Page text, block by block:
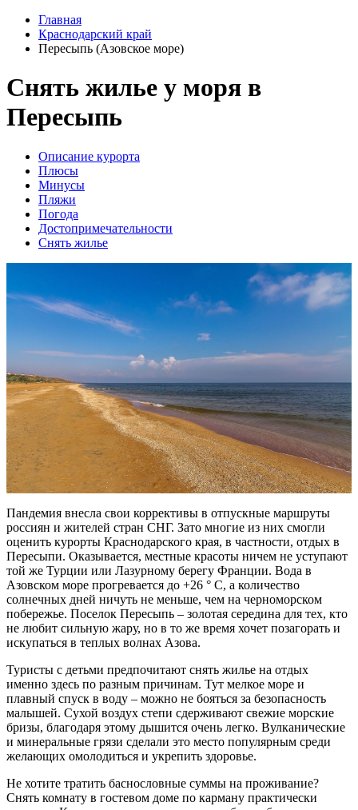
Главная
Краснодарский край
Пересыпь (Азовское море)
Снять жилье у моря в
Пересыпь
Описание курорта
Плюсы
Минусы
Пляжи
Погода
Достопримечательности
Снять жилье
Пандемия внесла свои коррективы в отпускные маршруты
россиян и жителей стран СНГ. Зато многие из них смогли
оценить курорты Краснодарского края, в частности, отдых в
Пересыпи. Оказывается, местные красоты ничем не уступают
той же Турции или Лазурному берегу Франции. Вода в
Азовском море прогревается до +26 ° С, а количество
солнечных дней ничуть не меньше, чем на черноморском
побережье. Поселок Пересыпь – золотая середина для тех, кто
не любит сильную жару, но в то же время хочет позагорать и
искупаться в теплых волнах Азова.
Туристы с детьми предпочитают снять жилье на отдых
именно здесь по разным причинам. Тут мелкое море и
плавный спуск в воду – можно не бояться за безопасность
малышей. Сухой воздух степи сдерживают свежие морские
бризы, благодаря этому дышится очень легко. Вулканические
и минеральные грязи сделали это место популярным среди
желающих омолодиться и укрепить здоровье.
Не хотите тратить баснословные суммы на проживание?
Снять комнату в гостевом доме по карману практически